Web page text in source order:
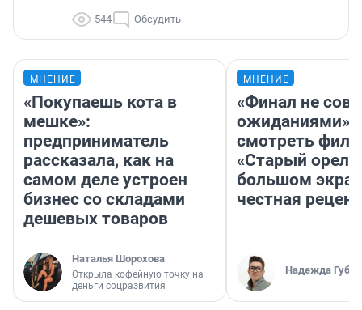
544 Обсудить
МНЕНИЕ
«Покупаешь кота в
мешке»:
предприниматель
рассказала, как на
самом деле устроен
бизнес со складами
дешевых товаров
Наталья Шорохова
Открыла кофейную точку на
деньги соцразвития
МНЕНИЕ
«Финал не
ожиданиями»:
смотреть
«Старый орел»
большом
честная
Надежда